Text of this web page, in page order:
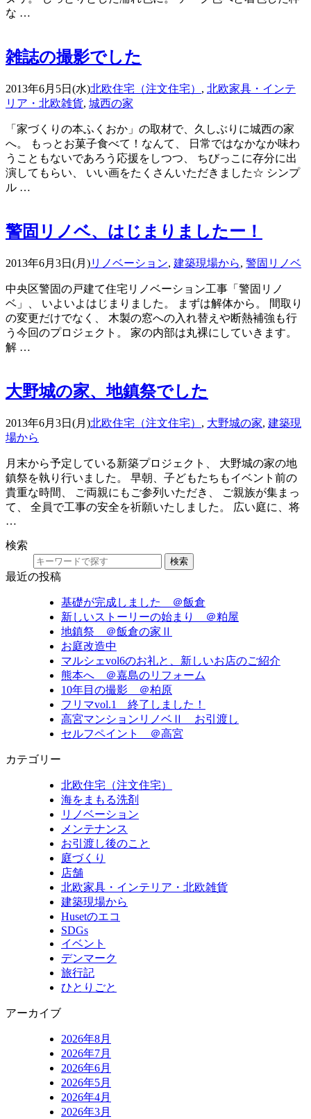
な …
雑誌の撮影でした
2013年6月5日(水)北欧住宅（注文住宅） , 北欧家具・インテ
リア・北欧雑貨, 城西の家
「家づくりの本ふくおか」の取材で、久しぶりに城西の家
へ。 もっとお菓子食べて！なんて、 日常ではなかなか味わ
うこともないであろう応援をしつつ、 ちびっこに存分に出
演してもらい、 いい画をたくさんいただきました☆ シンプ
ル …
警固リノベ、はじまりましたー！
2013年6月3日(月)リノベーション, 建築現場から, 警固リノベ
中央区警固の戸建て住宅リノベーション工事「警固リノ
ベ」、 いよいよはじまりました。 まずは解体から。 間取り
の変更だけでなく、 木製の窓への入れ替えや断熱補強も行
う今回のプロジェクト。 家の内部は丸裸にしていきます。
解 …
大野城の家、地鎮祭でした
2013年6月3日(月)北欧住宅（注文住宅） , 大野城の家, 建築現
場から
月末から予定している新築プロジェクト、 大野城の家の地
鎮祭を執り行いました。 早朝、子どもたちもイベント前の
貴重な時間、 ご両親にもご参列いただき、 ご親族が集まっ
て、 全員で工事の安全を祈願いたしました。 広い庭に、将
…
検索
検索
最近の投稿
基礎が完成しました ＠飯倉
新しいストーリーの始まり ＠粕屋
地鎮祭 ＠飯倉の家Ⅱ
お庭改造中
マルシェvol6のお礼と、新しいお店のご紹介
熊本へ ＠嘉島のリフォーム
10年目の撮影 ＠柏原
フリマvol.1 終了しました！
高宮マンションリノベⅡ お引渡し
セルフペイント ＠高宮
カテゴリー
北欧住宅（注文住宅）
海をまもる洗剤
リノベーション
メンテナンス
お引渡し後のこと
庭づくり
店舗
北欧家具・インテリア・北欧雑貨
建築現場から
Husetのエコ
SDGs
イベント
デンマーク
旅行記
ひとりごと
アーカイブ
2026年8月
2026年7月
2026年6月
2026年5月
2026年4月
2026年3月